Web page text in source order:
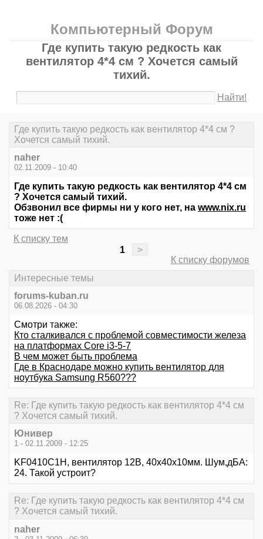
Компьютерный Форум
Где купить такую редкость как
вентилятор 4*4 см ? Хочется самый
тихий.
Найти!
Где купить такую редкость как вентилятор 4*4 см ?
Хочется самый тихий.
naher
02.11.2009 - 10:40
Где купить такую редкость как вентилятор 4*4 см
? Хочется самый тихий.
Обзвонил все фирмы ни у кого нет, на www.nix.ru
тоже нет :(
К списку тем
1
>
К списку форумов
Интересные темы
forums-kuban.ru
06.08.2026 - 04:30
Смотри также:
Кто сталкивался с проблемой совместимости железа
на платформах Core i3-5-7
В чем может быть проблема
Где в Краснодаре можно купить вентилятор для
ноутбука Samsung R560???
Re: Где купить такую редкость как вентилятор 4*4 см
? Хочется самый тихий.
Юнивер
1 - 02.11.2009 - 12:25
KF0410C1H, вентилятор 12В, 40х40х10мм. Шум,дБA:
24. Такой устроит?
Re: Где купить такую редкость как вентилятор 4*4 см
? Хочется самый тихий.
naher